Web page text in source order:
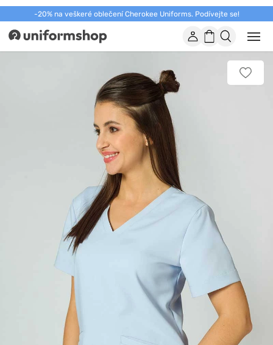
-20% na veškeré oblečení Cherokee Uniforms. Podívejte se!
Uniformshop ÚčetNákupní
košík
nebo
zavřít
Přidat
k